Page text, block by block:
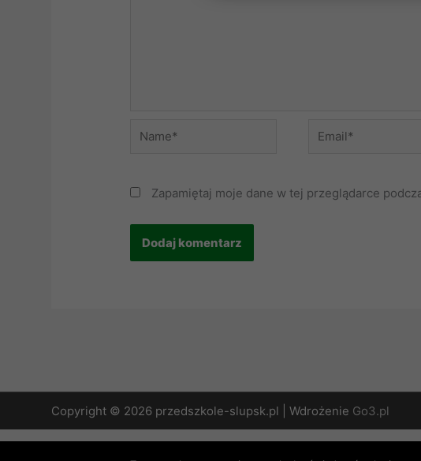
Name* Email*
Zapamiętaj moje dane w tej przeglądarce
Copyright © 2026 przedszkole-slupsk.pl | Wdrożenie Go3.pl